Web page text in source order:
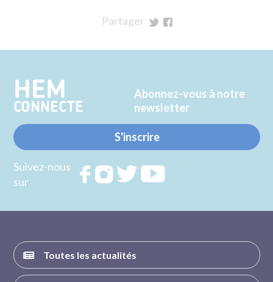
Partager
Twitter
Facebook
HEM
CONNECTE
Abonnez-vous à notre
newsletter
S'inscrire
Suivez-nous
sur
RejoignezRejoignezRejoignez
Toutes les actualités